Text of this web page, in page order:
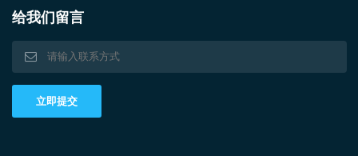
给我们留言